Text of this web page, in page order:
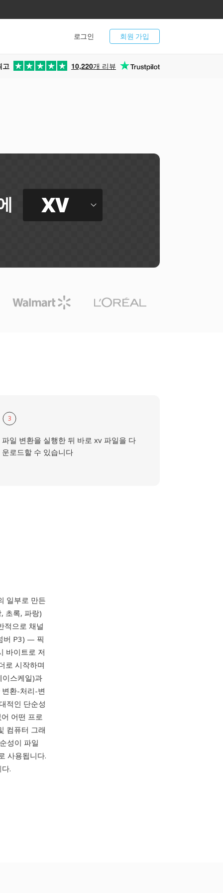
회원 가입
로그인
고 10,220개 리뷰
XV
3
파일 변환을 실행한 뒤 바로 xv 파일을 다
운로드할 수 있습니다
일부로 만든
초록, 파랑)
적으로 채널
버 P3) — 픽
바이트로 저
로 시작하며
이스케일)과
환-처리-변
적인 단순성
어떤 프로
컴퓨터 그래
성이 파일
사용됩니다.
.